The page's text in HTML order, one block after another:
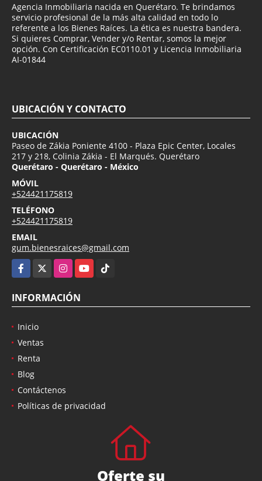
Agencia Inmobiliaria nacida en Querétaro. Te brindamos
servicio profesional de la más alta calidad en todo lo
referente a los Bienes Raíces. La ética es nuestra bandera.
Si quieres Comprar, Vender y/o Rentar, somos la mejor
opción. Con Certificación EC0110.01 y Licencia Inmobiliaria
AI-01844
UBICACIÓN Y CONTACTO
UBICACIÓN
Paseo de Zákia Poniente 4100 - Plaza Epic Center, Locales
217 y 218, Colinia Zákia - El Marqués. Querétaro
Querétaro - Querétaro - México
MÓVIL
+524421175819
TELÉFONO
+524421175819
EMAIL
gum.bienesraices@gmail.com
Facebook
InstagramYouTubeTikTok
INFORMACIÓN
Inicio
Ventas
Renta
Blog
Contáctenos
Políticas de privacidad
Oferte su